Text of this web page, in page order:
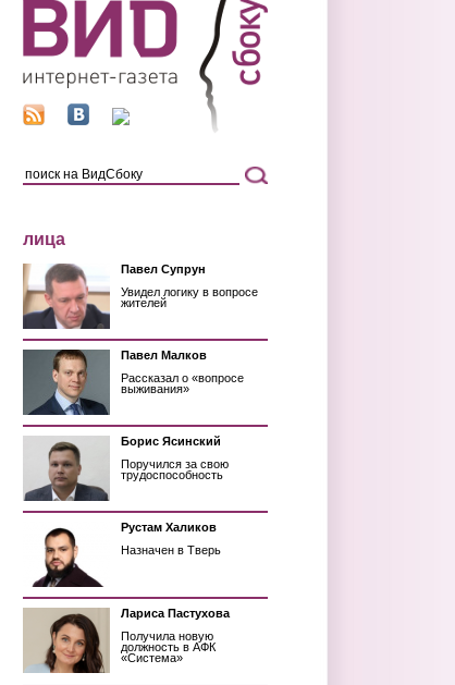
лица
Павел Супрун
Увидел логику в вопросе
жителей
Павел Малков
Рассказал о «вопросе
выживания»
Борис Ясинский
Поручился за свою
трудоспособность
Рустам Халиков
Назначен в Тверь
Лариса Пастухова
Получила новую
должность в АФК
«Система»